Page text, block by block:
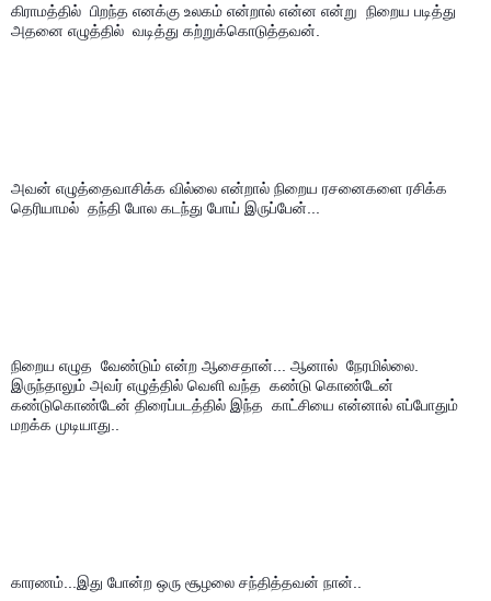
கிராமத்தில்  பிறந்த எனக்கு உலகம் என்றால் என்ன என்று  நிறைய படித்து
அதனை எழுத்தில்  வடித்து கற்றுக்கொடுத்தவன்.
அவன் எழுத்தைவாசிக்க வில்லை என்றால் நிறைய ரசனைகளை ரசிக்க
தெரியாமல்  தந்தி போல கடந்து போய் இருப்பேன்...
நிறைய எழுத  வேண்டும் என்ற ஆசைதான்... ஆனால்  நேரமில்லை.
இருந்தாலும் அவர் எழுத்தில் வெளி வந்த  கண்டு கொண்டேன்
கண்டுகொண்டேன் திரைப்படத்தில் இந்த  காட்சியை என்னால் எப்போதும்
மறக்க முடியாது..
காரணம்...இது போன்ற ஒரு சூழலை சந்தித்தவன் நான்..